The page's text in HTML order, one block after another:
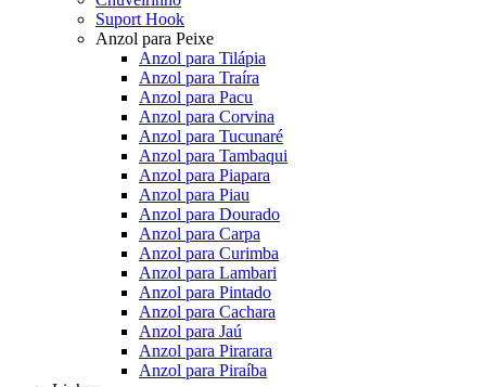
Suport Hook
Anzol para Peixe
Anzol para Tilápia
Anzol para Traíra
Anzol para Pacu
Anzol para Corvina
Anzol para Tucunaré
Anzol para Tambaqui
Anzol para Piapara
Anzol para Piau
Anzol para Dourado
Anzol para Carpa
Anzol para Curimba
Anzol para Lambari
Anzol para Pintado
Anzol para Cachara
Anzol para Jaú
Anzol para Pirarara
Anzol para Piraíba